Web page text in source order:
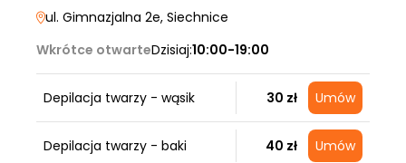
ul. Gimnazjalna 2e, Siechnice
Wkrótce otwarteDzisiaj:10:00-19:00
Depilacja twarzy - wąsik 30 zł Umów
Depilacja twarzy - baki 40 zł Umów